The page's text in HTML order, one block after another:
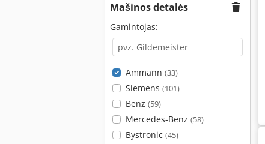
Mašinos detalės
Gamintojas:
Ammann (33)
Siemens (101)
Benz (59)
Mercedes-Benz (58)
Bystronic (45)